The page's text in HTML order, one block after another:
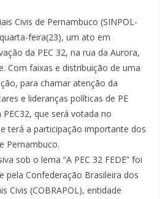
Civis de Pernambuco (SINPOL-
feira(23), um ato em
da PEC 32, na rua da Aurora,
Com faixas e distribuição de uma
para chamar atenção da
e lideranças políticas de PE
que será votada no
terá a participação importante dos
Pernambuco.
sob o lema “A PEC 32 FEDE” foi
pela Confederação Brasileira dos
Civis (COBRAPOL), entidade